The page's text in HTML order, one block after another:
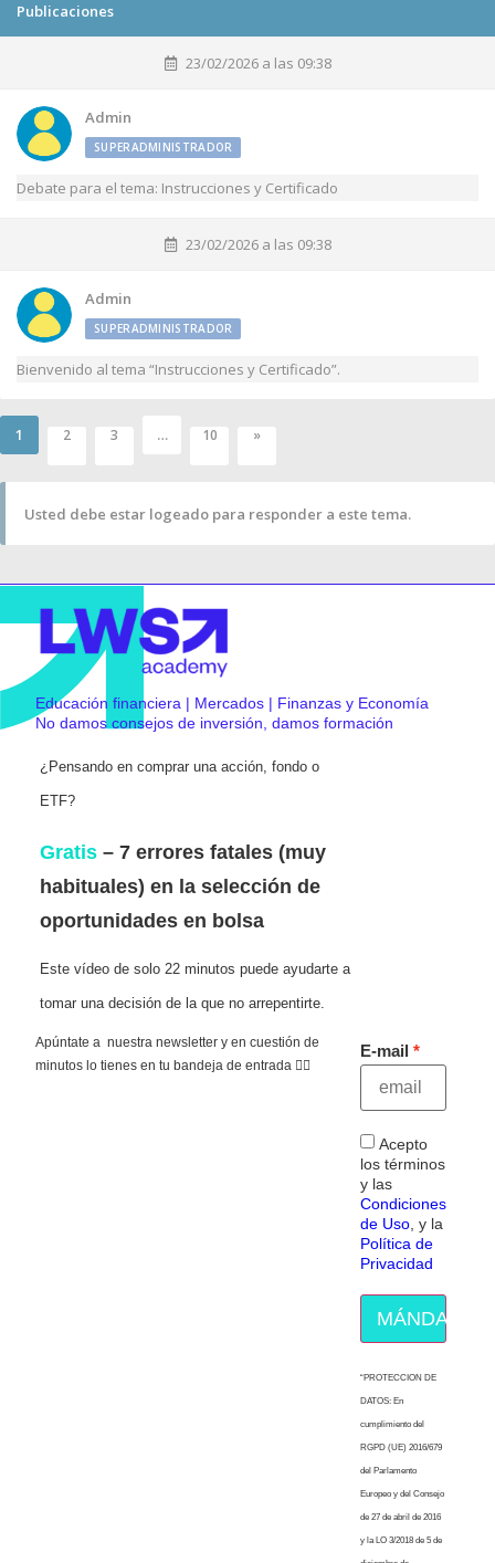
Publicaciones
23/02/2026 a las 09:38
Admin
SUPERADMINISTRADOR
Debate para el tema: Instrucciones y Certificado
23/02/2026 a las 09:38
Admin
SUPERADMINISTRADOR
Bienvenido al tema “Instrucciones y Certificado”.
1 2 3 … 10 »
Usted debe estar logeado para responder a este tema.
Educación financiera | Mercados | Finanzas y Economía
No damos consejos de inversión, damos formación
¿Pensando en comprar una acción, fondo o
ETF?
Gratis – 7 errores fatales (muy
habituales) en la selección de
oportunidades en bolsa
Este vídeo de solo 22 minutos puede ayudarte a
tomar una decisión de la que no arrepentirte.
Apúntate a nuestra newsletter y en cuestión de
minutos lo tienes en tu bandeja de entrada 👇🏻
E-mail
Acepto
los términos
y las
Condiciones
de Uso , y la
Política de
Privacidad
MÁNDAME
“PROTECCION DE
DATOS: En
cumplimiento del
RGPD (UE) 2016/679
del Parlamento
Europeo y del Consejo
de 27 de abril de 2016
y la LO 3/2018 de 5 de